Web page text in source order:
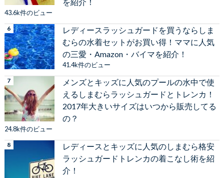
を紹介！
43.6k件のビュー
レディースラッシュガードを買うならしま
むらの水着セットがお買い得！ママに人気
の三愛・Amazon・バイマを紹介！
41.4k件のビュー
メンズとキッズに人気のプールの水中で使
えるしまむらラッシュガードとトレンカ！
2017年大きいサイズはいつから販売してる
の？
24.8k件のビュー
レディースとキッズに人気のしまむら格安
ラッシュガードトレンカの着こなし術を紹
介！